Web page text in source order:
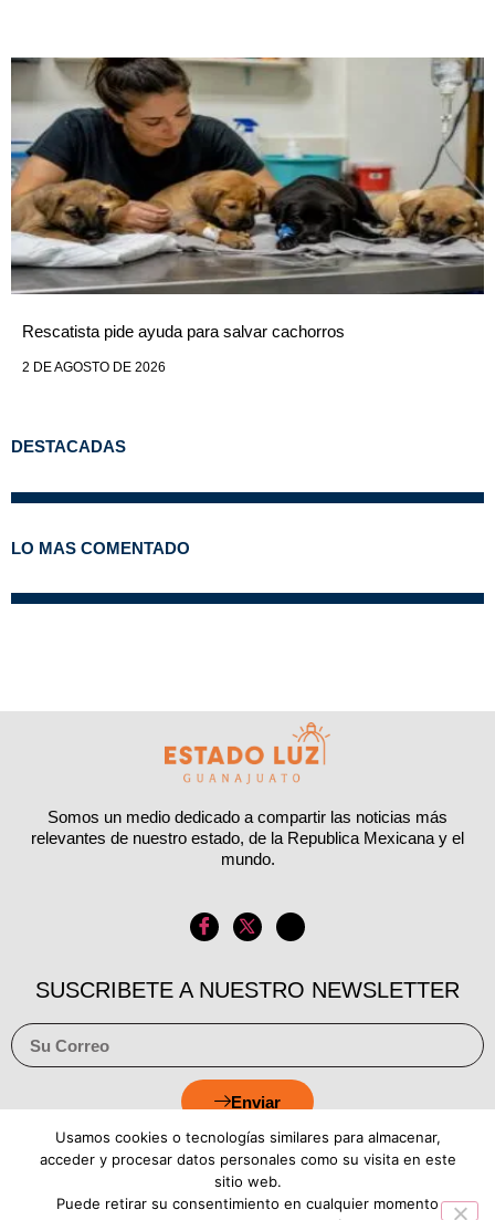
Rescatista pide ayuda para salvar cachorros
2 DE AGOSTO DE 2026
DESTACADAS
LO MAS COMENTADO
Somos un medio dedicado a compartir las noticias más
relevantes de nuestro estado, de la Republica Mexicana y el
mundo.
SUSCRIBETE A NUESTRO NEWSLETTER
Enviar
Usamos cookies o tecnologías similares para almacenar,
acceder y procesar datos personales como su visita en este
sitio web.
Puede retirar su consentimiento en cualquier momento